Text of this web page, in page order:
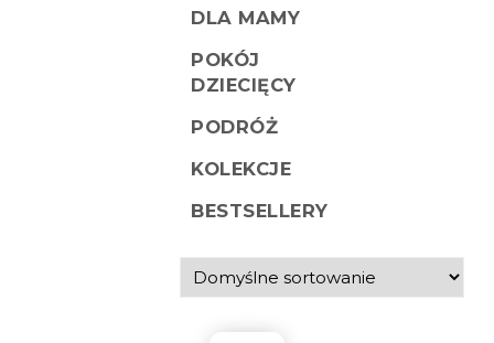
DLA MAMY
POKÓJ
DZIECIĘCY
PODRÓŻ
KOLEKCJE
BESTSELLERY